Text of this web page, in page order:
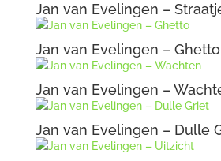
Jan van Evelingen –
Jan van Evelingen – Ghetto
Jan van Evelingen –
Jan van Evelingen – Dulle